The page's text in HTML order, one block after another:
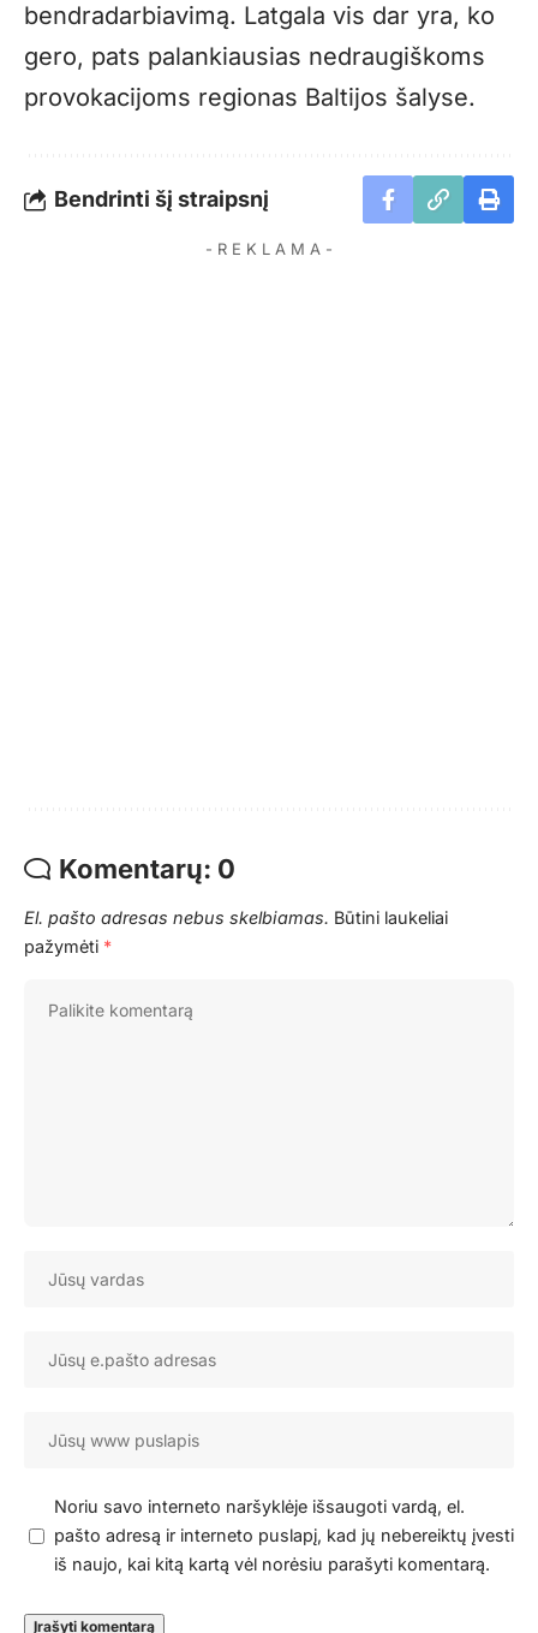
bendradarbiavimą. Latgala vis dar yra, ko
gero, pats palankiausias nedraugiškoms
provokacijoms regionas Baltijos šalyse.
Bendrinti šį straipsnį
- R E K L A M A -
Komentarų: 0
El. pašto adresas nebus skelbiamas. Būtini laukeliai
pažymėti *
Noriu savo interneto naršyklėje išsaugoti vardą, el.
pašto adresą ir interneto puslapį, kad jų nebereiktų įvesti
iš naujo, kai kitą kartą vėl norėsiu parašyti komentarą.